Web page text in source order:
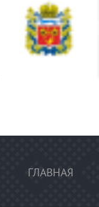
культуры
ГЛАВНАЯ